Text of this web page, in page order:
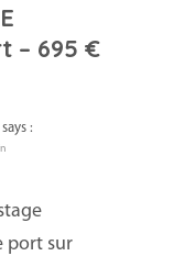
– 695 €
says :
port sur